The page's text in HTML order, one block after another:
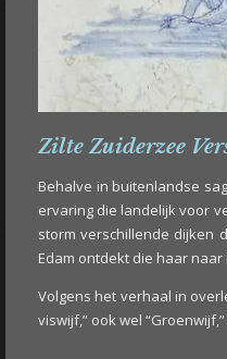
Zilte Zuiderzee
Behalve in buitenlandse
ervaring die landelijk voor
storm verschillende dijken
Edam ontdekt die haar
Volgens het verhaal in
viswijf,” ook wel